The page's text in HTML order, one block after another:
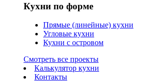
Кухни по форме
Прямые (линейные) кухни
Угловые кухни
Кухни с островом
Смотреть все проекты
Калькулятор кухни
Контакты